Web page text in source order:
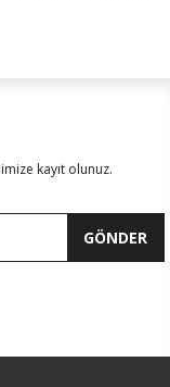
kayıt olunuz.
GÖNDER